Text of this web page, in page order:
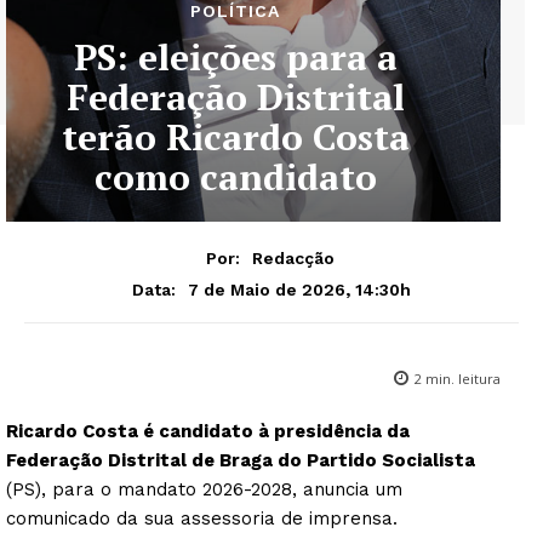
POLÍTICA
PS: eleições para a
Federação Distrital
terão Ricardo Costa
como candidato
Por:
Redacção
Data:
7 de Maio de 2026, 14:30h
2 min. leitura
Ricardo Costa é candidato à presidência da
Federação Distrital de Braga do Partido Socialista
(PS), para o mandato 2026-2028, anuncia um
comunicado da sua assessoria de imprensa.